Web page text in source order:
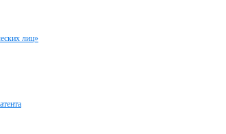
лиц»